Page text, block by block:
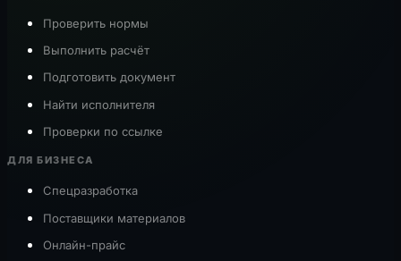
Проверить нормы
Выполнить расчёт
Подготовить документ
Найти исполнителя
Проверки по ссылке
ДЛЯ БИЗНЕСА
Спецразработка
Поставщики материалов
Онлайн-прайс